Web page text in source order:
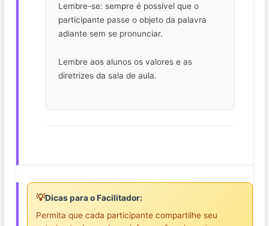
Lembre-se: sempre é possível que o
participante passe o objeto da palavra
adiante sem se pronunciar.
Lembre aos alunos os valores e as
diretrizes da sala de aula.
💡Dicas para o Facilitador:
Permita que cada participante compartilhe seu